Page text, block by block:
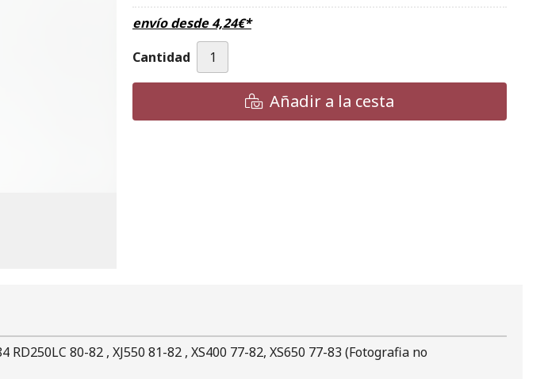
envío desde4,24€*
Cantidad
Añadir a la cesta
80-82 , XJ550 81-82 , XS400 77-82, XS650 77-83 (Fotografia no